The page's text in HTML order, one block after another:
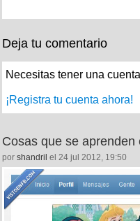
Deja tu comentario
Necesitas tener una
¡Registra tu cuenta ahora!
Cosas que se aprenden
por shandril el 24 jul 2012, 19:50